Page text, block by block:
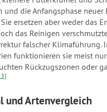
und die Anfangsphase neuer
ersetzen aber weder das
das Reinigen
falscher Klimaführung.
funktionieren sie meist
Rückzugszonen oder
und Artenvergleich